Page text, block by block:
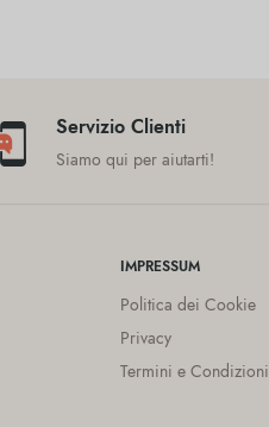
Servizio Clienti
Siamo qui per aiutarti!
IMPRESSUM
Politica dei Cookie
Privacy
Termini e Condizioni